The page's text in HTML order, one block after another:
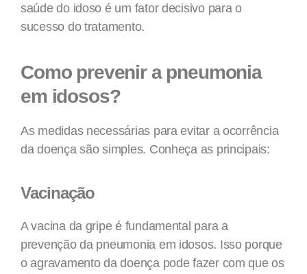
saúde do idoso é um fator decisivo para o
sucesso do tratamento.
Como prevenir a pneumonia
em idosos?
As medidas necessárias para evitar a ocorrência
da doença são simples. Conheça as principais:
Vacinação
A vacina da gripe é fundamental para a
prevenção da pneumonia em idosos. Isso porque
o agravamento da doença pode fazer com que os